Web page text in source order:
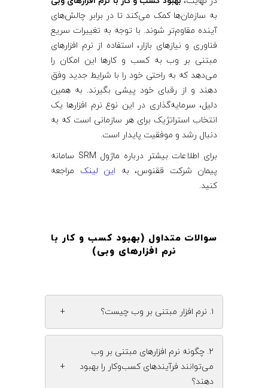
به سازمان‌ها کمک می‌کند تا در برابر چالش‌های
آینده مقاوم‌تر شوند. با توجه به تغییرات سریع
فناوری و نیازهای بازار، استفاده از نرم‌ افزارهای
مبتنی بر وب به کسب‌ و کارها این امکان را
می‌دهد که به راحتی خود را با شرایط جدید وفق
دهند و از رقبای خود پیشی بگیرند. به همین
دلیل، سرمایه‌گذاری در این نوع نرم‌ افزارها یک
انتخاب استراتژیک برای هر سازمانی است که به
دنبال رشد و موفقیت پایدار است.
برای اطلاعات بیشتر درباره ماژول SRM سامانه
پیمان شرکت ققنوس، به این لینک مراجعه
کنید.
سوالات متداول (بهبود کسب‌ و کار با
نرم‌ افزارهای وبی)
۱. نرم‌ افزار مبتنی بر وب چیست؟ +
۲. چگونه نرم‌ افزارهای مبتنی بر وب
می‌توانند فرآیندهای کسب‌وکار را بهبود
دهند؟
+